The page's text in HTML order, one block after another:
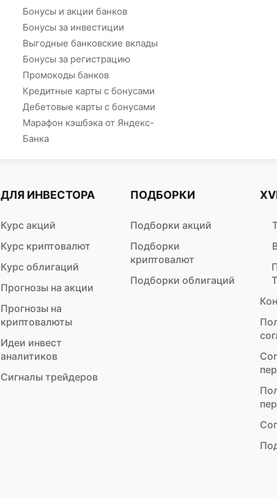
Бонусы и акции банков
Бонусы за инвестиции
Выгодные банковские вклады
Бонусы за регистрацию
Промокоды банков
Кредитные карты с бонусами
Дебетовые карты с бонусами
Марафон кэшбэка от Яндекс-
Банка
ДЛЯ ИНВЕСТОРА
Курс акций
Курс криптовалют
Курс облигаций
Прогнозы на акции
Прогнозы на
криптовалюты
Идеи инвест
аналитиков
Сигналы трейдеров
ПОДБОРКИ
Подборки акций
Подборки
криптовалют
Подборки облигаций